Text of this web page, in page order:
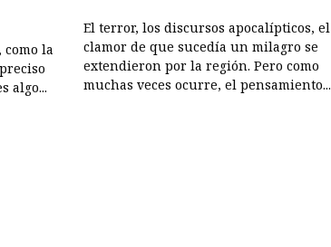
la
algo...
El terror, los discursos apocalípticos, el
clamor de que sucedía un milagro se
extendieron por la región. Pero como
muchas veces ocurre, el pensamiento...